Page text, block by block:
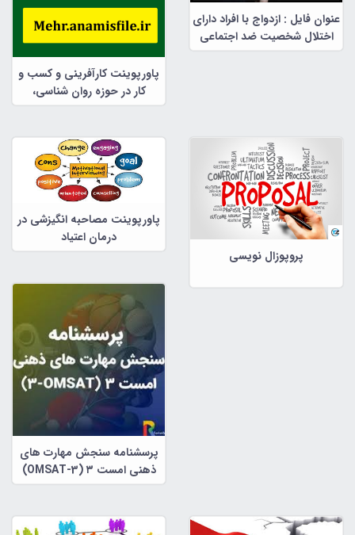
عنوان فایل : ازدواج با افراد دارای
اختلال شخصیت ضد اجتماعی
پاورپوینت کارآفرینی و کسب و
کار در حوزه روان شناسی،
مشاوره و علوم تربیتی
پروپوزال نویسی
پاورپوینت مصاحبه انگیزشی در
درمان اعتیاد
پرسشنامه سنجش مهارت های
ذهنی امست ۳ (OMSAT-3)